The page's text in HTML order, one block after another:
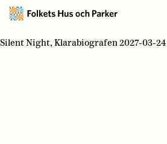
Silent Night, Klarabiografen 2027-03-24